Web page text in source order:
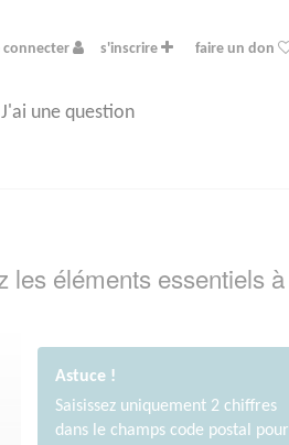
connecter s'inscrire faire un don
J'ai une question
les éléments essentiels à
Astuce !
Saisissez uniquement 2 chiffres
dans le champs code postal pour